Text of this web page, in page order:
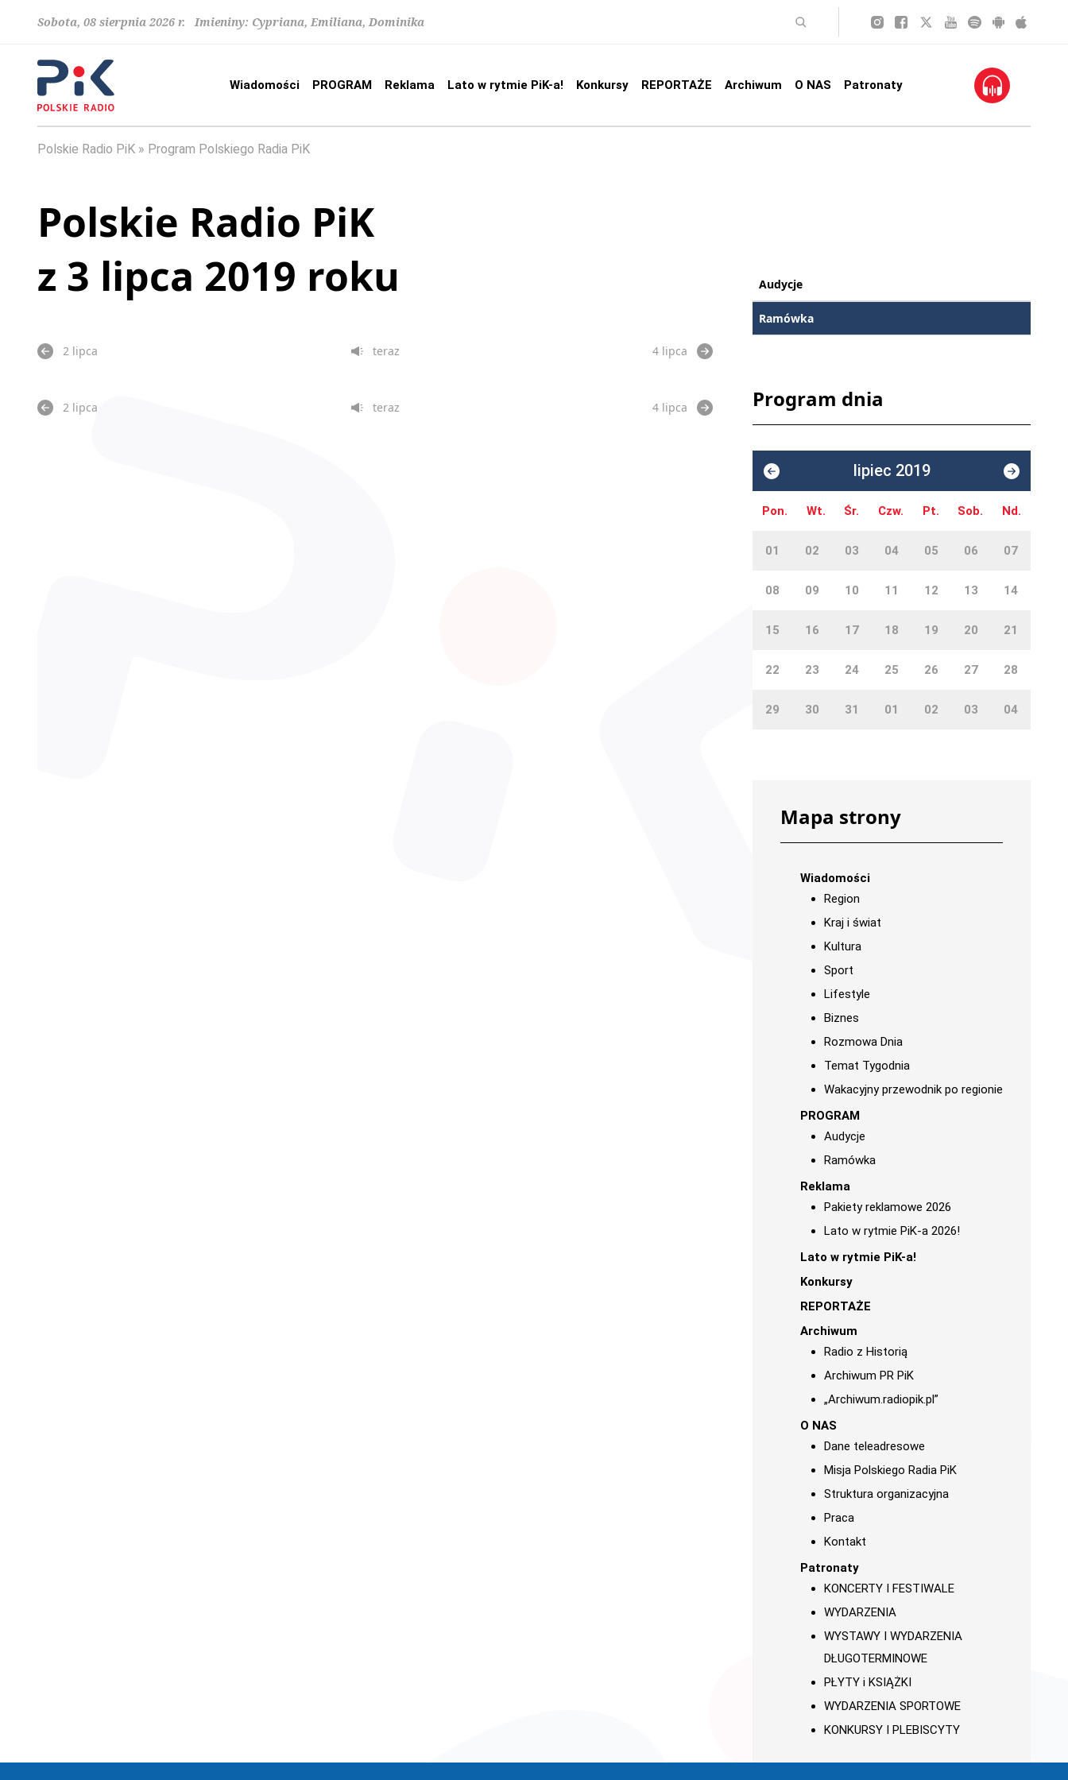
Sobota, 08 sierpnia 2026 r. Imieniny: Cypriana, Emiliana, Dominika
Wiadomości PROGRAM Reklama Lato w rytmie PiK-a! Konkursy REPORTAŻE Archiwum O NAS Patronaty
Polskie Radio PiK Program Polskiego Radia PiK
Polskie Radio PiK
z 3 lipca 2019 roku
2 lipca teraz 4 lipca
2 lipca teraz 4 lipca
Audycje
Ramówka
Program dnia
lipiec 2019
Pon. Wt. Śr. Czw. Pt. Sob. Nd.
01 02 03 04 05 06 07
08 09 10 11 12 13 14
15 16 17 18 19 20 21
22 23 24 25 26 27 28
29 30 31 01 02 03 04
Mapa strony
Wiadomości
Region
Kraj i świat
Kultura
Sport
Lifestyle
Biznes
Rozmowa Dnia
Temat Tygodnia
Wakacyjny przewodnik po regionie
PROGRAM
Audycje
Ramówka
Reklama
Pakiety reklamowe 2026
Lato w rytmie PiK-a 2026!
Lato w rytmie PiK-a!
Konkursy
REPORTAŻE
Archiwum
Radio z Historią
Archiwum PR PiK
„Archiwum.radiopik.pl”
O NAS
Dane teleadresowe
Misja Polskiego Radia PiK
Struktura organizacyjna
Praca
Kontakt
Patronaty
KONCERTY I FESTIWALE
WYDARZENIA
WYSTAWY I WYDARZENIA
DŁUGOTERMINOWE
PŁYTY i KSIĄŻKI
WYDARZENIA SPORTOWE
KONKURSY I PLEBISCYTY